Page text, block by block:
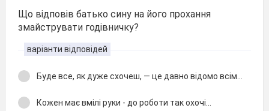
Що відповів батько сину на його прохання
змайструвати годівничку?
варіанти відповідей
Буде все, як дуже схочеш, — це давно відомо всім…
Кожен має вмілі руки - до роботи так охочі...